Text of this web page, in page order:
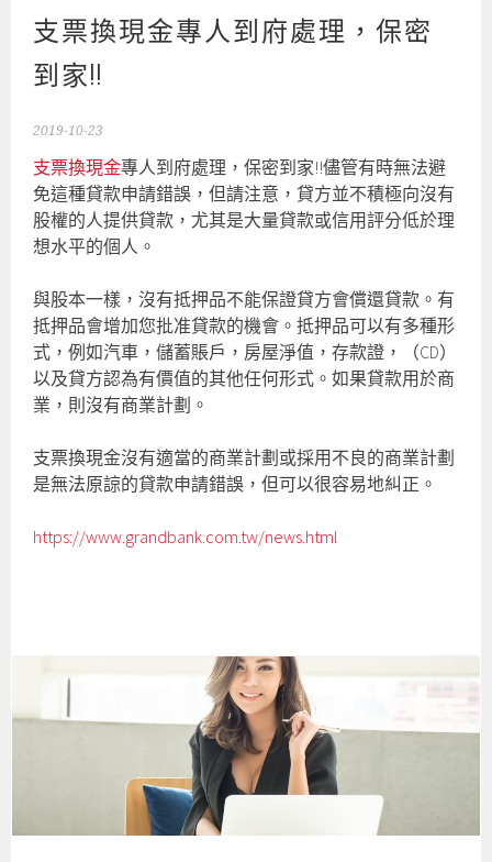
支票換現金專人到府處理，保密
到家!!
2019-10-23
支票換現金專人到府處理，保密到家!!儘管有時無法避
免這種貸款申請錯誤，但請注意，貸方並不積極向沒有
股權的人提供貸款，尤其是大量貸款或信用評分低於理
想水平的個人。
與股本一樣，沒有抵押品不能保證貸方會償還貸款。有
抵押品會增加您批准貸款的機會。抵押品可以有多種形
式，例如汽車，儲蓄賬戶，房屋淨值，存款證，（CD）
以及貸方認為有價值的其他任何形式。如果貸款用於商
業，則沒有商業計劃。
支票換現金沒有適當的商業計劃或採用不良的商業計劃
是無法原諒的貸款申請錯誤，但可以很容易地糾正。
https://www.grandbank.com.tw/news.html